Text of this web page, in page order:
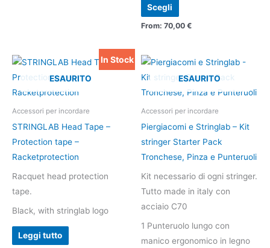
Scegli
prodotto
From: 70,00 €
In Stock
ESAURITO
Accessori per incordare
STRINGLAB Head Tape –
Protection tape –
Racketprotection
Racquet head protection
tape.
Black, with stringlab logo
Leggi tutto
Il
originale
9,90 €.
Il
prezzo
attuale
6,90 €.
ESAURITO
Accessori per incordare
Piergiacomi e Stringlab – Kit
stringer Starter Pack
Tronchese, Pinza e Punteruoli
Kit necessario di ogni stringer.
Tutto made in italy con
acciaio C70
1 Punteruolo lungo con
manico ergonomico in legno